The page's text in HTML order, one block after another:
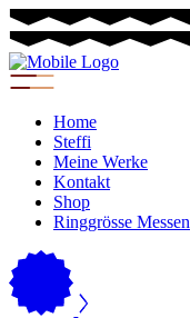
Home
Steffi
Meine Werke
Kontakt
Shop
Ringgrösse Messen